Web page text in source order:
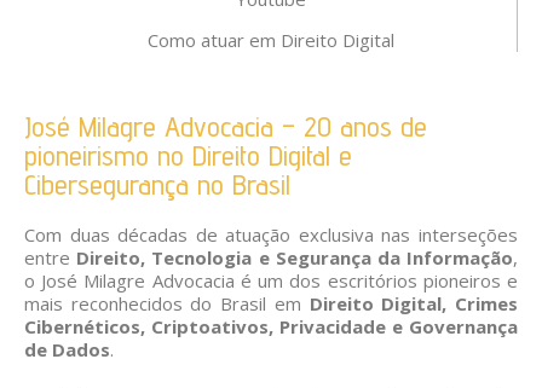
Como atuar em Direito Digital
José Milagre Advocacia – 20 anos de
pioneirismo no Direito Digital e
Cibersegurança no Brasil
Com duas décadas de atuação exclusiva nas interseções
entre Direito, Tecnologia e Segurança da Informação,
o José Milagre Advocacia é um dos escritórios pioneiros e
mais reconhecidos do Brasil em Direito Digital, Crimes
Cibernéticos, Criptoativos, Privacidade e Governança
de Dados.